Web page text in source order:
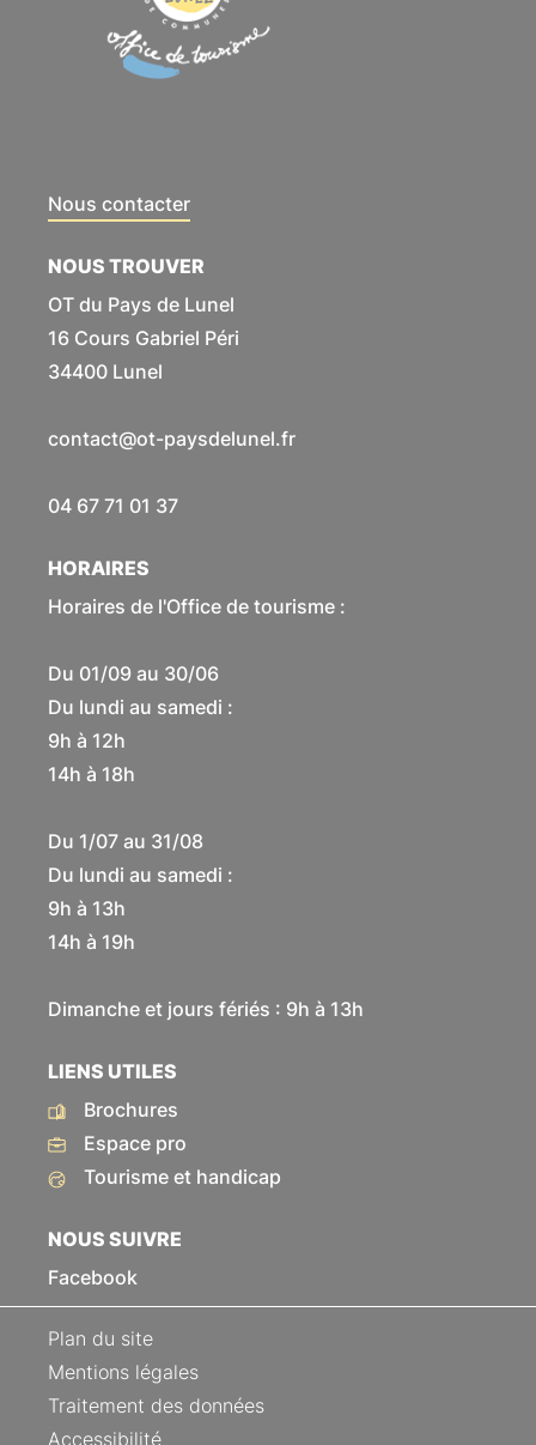
Nous contacter
NOUS TROUVER
OT du Pays de Lunel
16 Cours Gabriel Péri
34400 Lunel
contact@ot-paysdelunel.fr
04 67 71 01 37
HORAIRES
Horaires de l'Office de tourisme :
Du 01/09 au 30/06
Du lundi au samedi :
9h à 12h
14h à 18h
Du 1/07 au 31/08
Du lundi au samedi :
9h à 13h
14h à 19h
Dimanche et jours fériés : 9h à 13h
LIENS UTILES
Brochures
Espace pro
Tourisme et handicap
NOUS SUIVRE
Facebook
Plan du site
Mentions légales
Traitement des données
Accessibilité